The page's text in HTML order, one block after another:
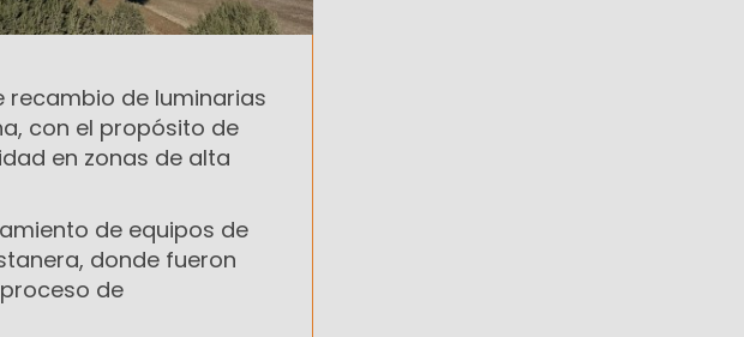
recambio de luminarias
con el propósito de
en zonas de alta
de equipos de
donde fueron
de